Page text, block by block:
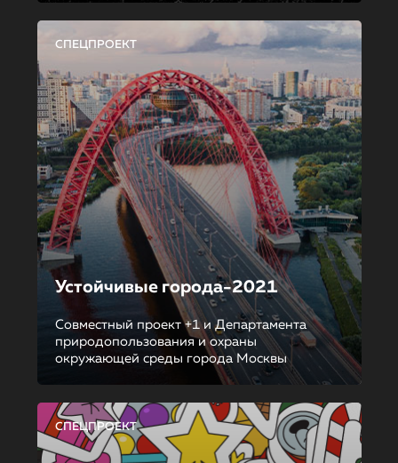
СПЕЦПРОЕКТ
Устойчивые города-2021
Совместный проект +1 и Департамента
природопользования и охраны
окружающей среды города Москвы
СПЕЦПРОЕКТ